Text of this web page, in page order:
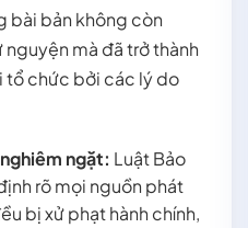
bài bản không còn
mà đã trở thành
tổ chức bởi các lý do
ngặt: Luật Bảo
rõ mọi nguồn phát
bị xử phạt hành chính,